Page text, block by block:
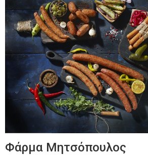
Φάρμα Μητσόπουλος